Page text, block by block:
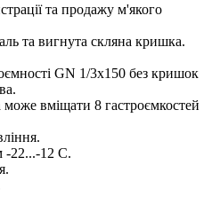
та продажу м'якого
та вигнута скляна кришка.
GN 1/3х150 без кришок
може вміщати 8 гастроємкостей
-22...-12 С.